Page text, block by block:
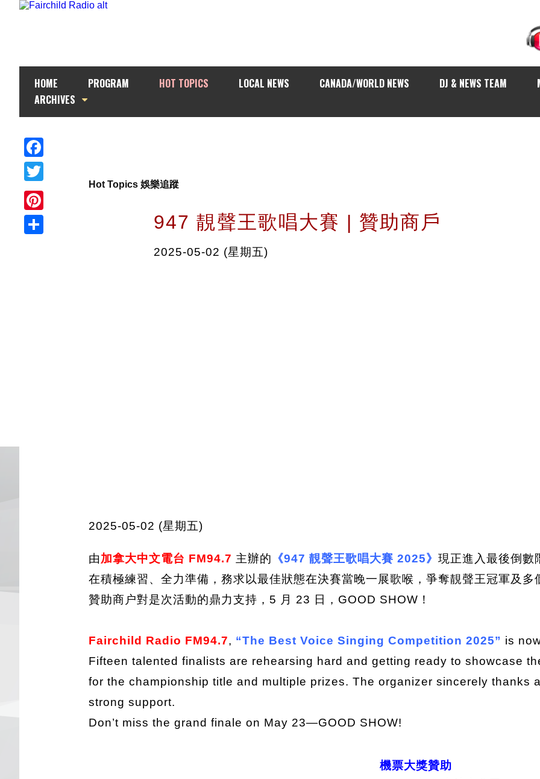
HOME PROGRAM HOT TOPICS LOCAL NEWS CANADA/WORLD NEWS DJ & NEWS TEAM
ARCHIVES
Facebook
Twitter
Pinterest
Hot Topics 娛樂追蹤
947 靚聲王歌唱大賽 | 贊助商戶
2025-05-02 (星期五)
2025-05-02 (星期五)
由加拿大中文電台 FM94.7 主辦的 《947 靚聲王歌唱大賽 2025》 現正進入最後倒數
在積極練習、全力準備，務求以最佳狀態在決賽當晚一展歌喉，爭奪靚聲王冠軍及
贊助商户對是次活動的鼎力支持，5 月 23 日，GOOD SHOW！
Fairchild Radio FM94.7, “The Best Voice Singing Competition 2025” is
Fifteen talented finalists are rehearsing hard and getting ready to showcase
for the championship title and multiple prizes. The organizer sincerely thanks
strong support.
Don’t miss the grand finale on May 23—GOOD SHOW!
機票大獎贊助